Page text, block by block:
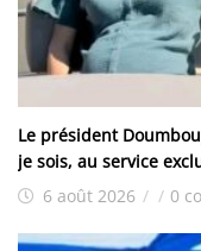
Le président
je sois, au service
6 août 2026 / / 0